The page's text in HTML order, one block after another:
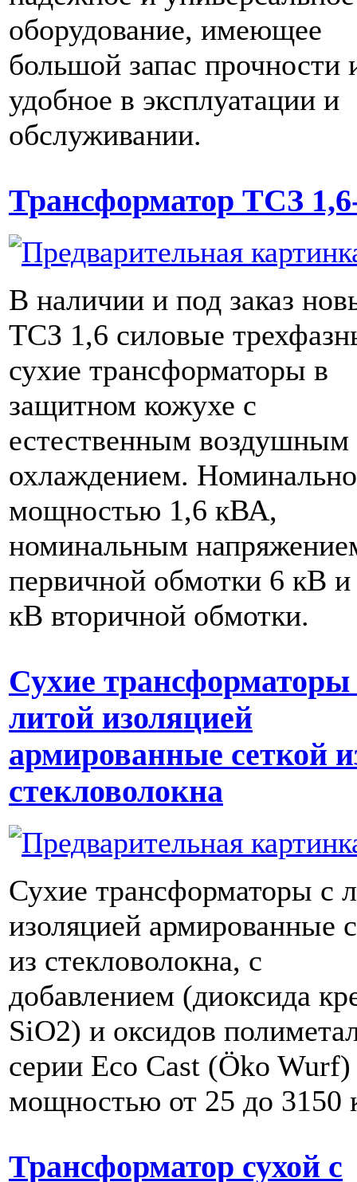
оборудование, имеющее
большой запас прочности
удобное в эксплуатации и
обслуживании.
Трансформатор ТСЗ
В наличии и под заказ
ТСЗ 1,6 силовые
сухие трансформаторы в
защитном кожухе с
естественным воздушным
охлаждением.
мощностью 1,6 кВА,
номинальным
первичной обмотки 6 кВ
кВ вторичной обмотки.
Сухие трансформаторы
литой изоляцией
армированные сеткой
стекловолокна
Сухие трансформаторы с
изоляцией армированные
из стекловолокна, c
добавлением (диоксида
SiO2) и оксидов
серии Eco Cast (Öko Wurf)
мощностью от 25 до 3150
Трансформатор сухой с